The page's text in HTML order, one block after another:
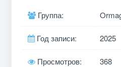
Группа:
Год записи: 2025
Просмотров: 368